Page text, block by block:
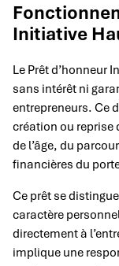
Initiative
Le Prêt d’honneur
sans intérêt ni
entrepreneurs. Ce
création ou reprise
de l’âge, du
financières du
Ce prêt se
caractère
directement à
implique une